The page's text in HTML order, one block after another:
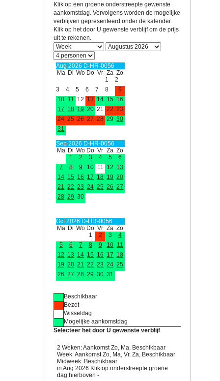
Klik op een groene onderstreepte gewenste
aankomstdag. Vervolgens worden de mogelijke
verblijven gepresenteerd onder de kalender.
Klik op het door U gewenste verblijf om de prijs
uit te rekenen.
Aug 2026 D-HR-0056
Ma Di Wo Do Vr Za Zo
1
2
3
4 5 6 7 8
9
10 11 12 13 14 15 16
17 18 19 20 21 22 23
24 25 26 27 28 29 30
31
Sep 2026 D-HR-0056
Ma Di Wo Do Vr Za Zo
1
2 3 4 5
6
7
8 9 10 11 12 13
14 15 16 17 18 19 20
21 22 23 24 25 26 27
28 29 30
Oct 2026 D-HR-0056
Ma Di Wo Do Vr Za Zo
1
2 3
4
5
6 7 8 9 10 11
12 13 14 15 16 17 18
19 20 21 22 23 24 25
26 27 28 29 30 31
Beschikbaar
Bezet
Wisseldag
Mogelijke aankomstdag
Selecteer het door U gewenste verblijf
-
2 Weken: Aankomst Zo, Ma, Beschikbaar
Week: Aankomst Zo, Ma, Vr, Za, Beschikbaar
Midweek: Beschikbaar
in Aug 2026 Klik op onderstreepte groene
dag hierboven -